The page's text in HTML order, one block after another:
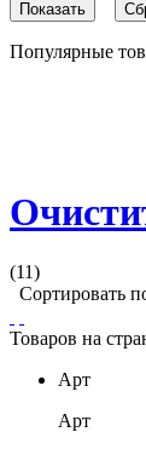
Популярные
(11)
Сортировать
Товаров на
Арт
Арт